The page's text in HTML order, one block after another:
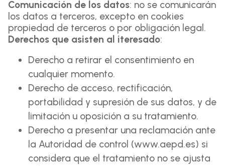
Comunicación de los datos: no se comunicarán
los datos a terceros, excepto en cookies
propiedad de terceros o por obligación legal.
Derechos que asisten al iteresado:
Derecho a retirar el consentimiento en
cualquier momento.
Derecho de acceso, rectificación,
portabilidad y supresión de sus datos, y de
limitación u oposición a su tratamiento.
Derecho a presentar una reclamación ante
la Autoridad de control (www.aepd.es) si
considera que el tratamiento no se ajusta